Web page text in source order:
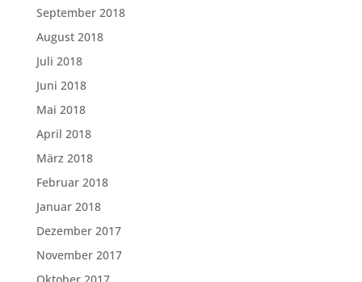
September 2018
August 2018
Juli 2018
Juni 2018
Mai 2018
April 2018
März 2018
Februar 2018
Januar 2018
Dezember 2017
November 2017